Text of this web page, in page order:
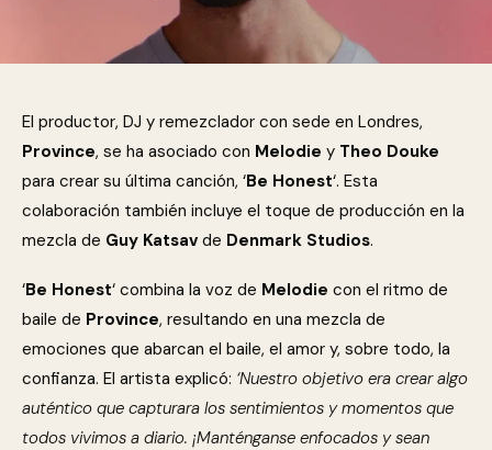
El productor, DJ y remezclador con sede en Londres,
Province, se ha asociado con Melodie y Theo Douke
para crear su última canción, ‘Be Honest‘. Esta
colaboración también incluye el toque de producción en la
mezcla de Guy Katsav de Denmark Studios.
‘Be Honest‘ combina la voz de Melodie con el ritmo de
baile de Province, resultando en una mezcla de
emociones que abarcan el baile, el amor y, sobre todo, la
confianza. El artista explicó: ‘Nuestro objetivo era crear algo
auténtico que capturara los sentimientos y momentos que
todos vivimos a diario. ¡Manténganse enfocados y sean